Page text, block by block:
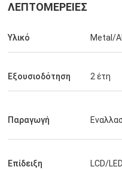
Stamatis Ελλάδα
προϊόντα γ-τεχνολογία, η
ΛΕΠΤΟΜΈΡΕΙΕΣ
Υλικό Metal/
Εξουσιοδότηση 2 έτη
Παραγωγή
Επίδειξη LCD/